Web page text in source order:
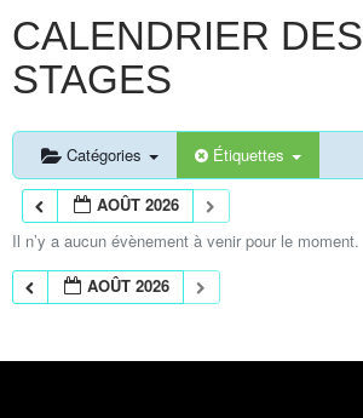
CALENDRIER DES
STAGES
Catégories Étiquettes
AOÛT 2026
Il n’y a aucun évènement à venir pour le moment.
AOÛT 2026